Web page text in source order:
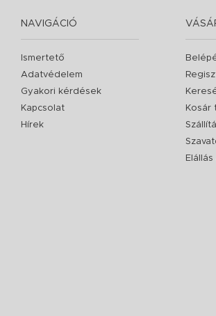
NAVIGÁCIÓ
Ismertető
Adatvédelem
Gyakori kérdések
Kapcsolat
Hírek
Kosár